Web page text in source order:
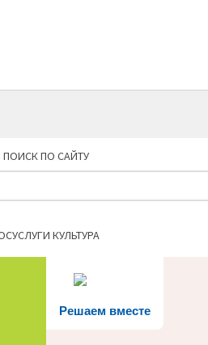
ПОИСК ПО САЙТУ
КУЛЬТУРА
Решаем вместе